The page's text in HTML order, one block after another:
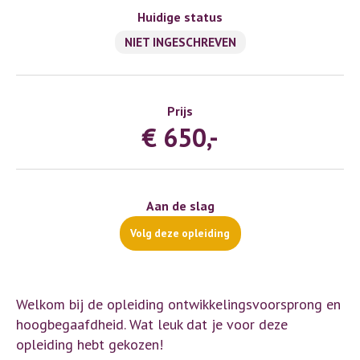
Huidige status
NIET INGESCHREVEN
Prijs
€ 650,-
Aan de slag
Volg deze opleiding
Welkom bij de opleiding ontwikkelingsvoorsprong en
hoogbegaafdheid. Wat leuk dat je voor deze
opleiding hebt gekozen!